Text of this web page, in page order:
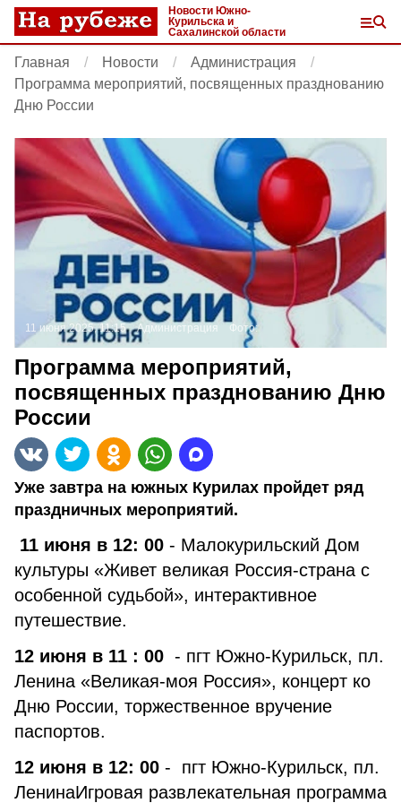
Новости Южно-
Курильска и
Сахалинской области
Главная Новости
Администрация
Программа мероприятий, посвященных празднованию
Дню России
11 июня 2025, 11:15 Администрация Фото:
Программа мероприятий,
посвященных празднованию Дню
России
Уже завтра на южных Курилах пройдет ряд
праздничных мероприятий.
11 июня в 12: 00 - Малокурильский Дом
культуры «Живет великая Россия-страна с
особенной судьбой», интерактивное
путешествие.
12 июня в 11 : 00 - пгт Южно-Курильск, пл.
Ленина «Великая-моя Россия», концерт ко
Дню России, торжественное вручение
паспортов.
12 июня в 12: 00 - пгт Южно-Курильск, пл.
ЛенинаИгровая развлекательная программа